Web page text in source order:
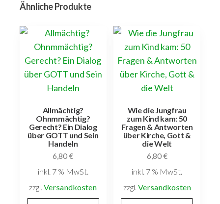
Ähnliche Produkte
Allmächtig?
Ohnmmächtig?
Gerecht? Ein Dialog
über GOTT und Sein
Handeln
6,80€
inkl. 7 % MwSt.
zzgl.Versandkosten
Wie die Jungfrau
zum Kind kam: 50
Fragen & Antworten
über Kirche, Gott &
die Welt
6,80€
inkl. 7 % MwSt.
zzgl. Versandkosten